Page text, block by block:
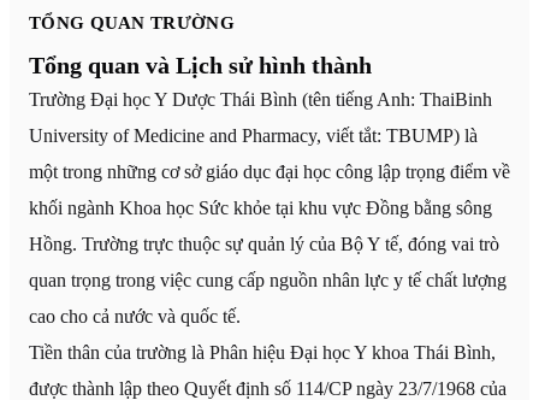
TỔNG QUAN TRƯỜNG
Tổng quan và Lịch sử hình thành
Trường Đại học Y Dược Thái Bình (tên tiếng Anh: ThaiBinh
University of Medicine and Pharmacy, viết tắt: TBUMP) là
một trong những cơ sở giáo dục đại học công lập trọng điểm về
khối ngành Khoa học Sức khỏe tại khu vực Đồng bằng sông
Hồng. Trường trực thuộc sự quản lý của Bộ Y tế, đóng vai trò
quan trọng trong việc cung cấp nguồn nhân lực y tế chất lượng
cao cho cả nước và quốc tế.
Tiền thân của trường là Phân hiệu Đại học Y khoa Thái Bình,
được thành lập theo Quyết định số 114/CP ngày 23/7/1968 của